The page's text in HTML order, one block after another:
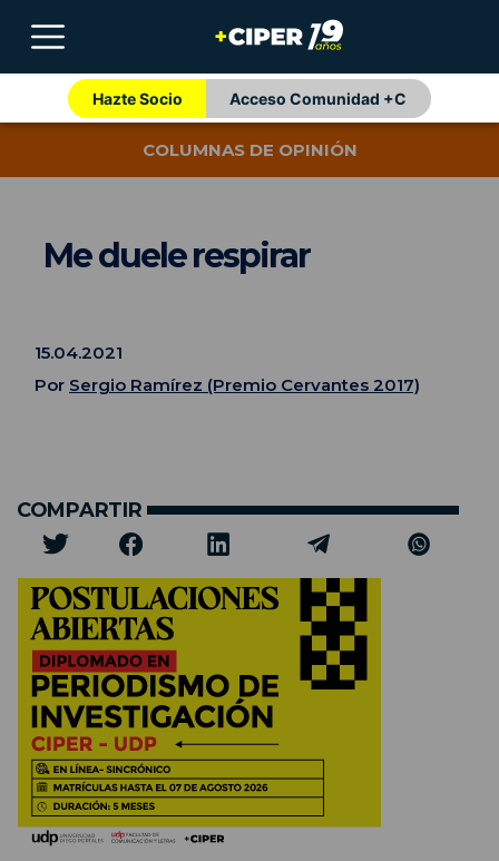
Hazte Socio Acceso Comunidad +C
COLUMNAS DE OPINIÓN
Me duele respirar
15.04.2021
Por Sergio Ramírez (Premio Cervantes 2017)
COMPARTIR